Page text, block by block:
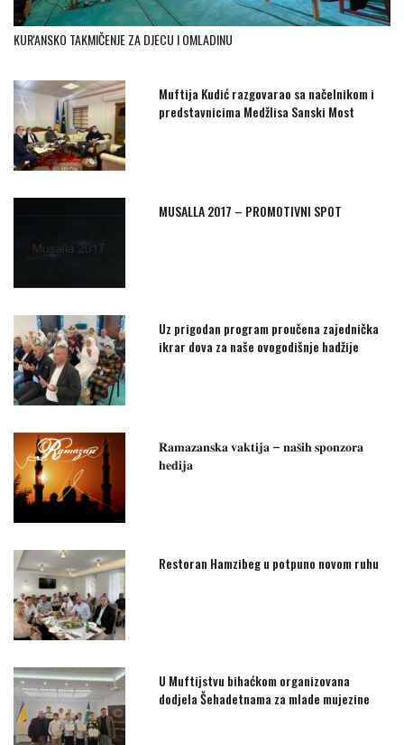
KUR'ANSKO TAKMIČENJE ZA DJECU I OMLADINU
Muftija Kudić razgovarao sa načelnikom i
predstavnicima Medžlisa Sanski Most
MUSALLA 2017 – PROMOTIVNI SPOT
Uz prigodan program proučena zajednička
ikrar dova za naše ovogodišnje hadžije
𝐑𝐚𝐦𝐚𝐳𝐚𝐧𝐬𝐤𝐚 𝐯𝐚𝐤𝐭𝐢𝐣𝐚 – 𝐧𝐚𝐬̌𝐢𝐡 𝐬𝐩𝐨𝐧𝐳𝐨𝐫𝐚
𝐡𝐞𝐝𝐢𝐣𝐚
Restoran Hamzibeg u potpuno novom ruhu
U Muftijstvu bihaćkom organizovana
dodjela Šehadetnama za mlade mujezine